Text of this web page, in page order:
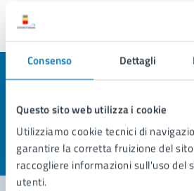
Consenso Dettagli
Questo sito web utilizza i cookie
Utilizziamo cookie tecnici di
garantire la corretta fruizione del
raccogliere informazioni sull'uso del
utenti.
pagina?
Valuta la chiarezza delle informazioni (da
Seleziona il numero di stelle per
Valuta 5 stelle su 5
Valuta 4 stelle su 5
Valuta 3 stelle su 5
Valuta 2 stelle su 5
Valuta 1 stelle su 5